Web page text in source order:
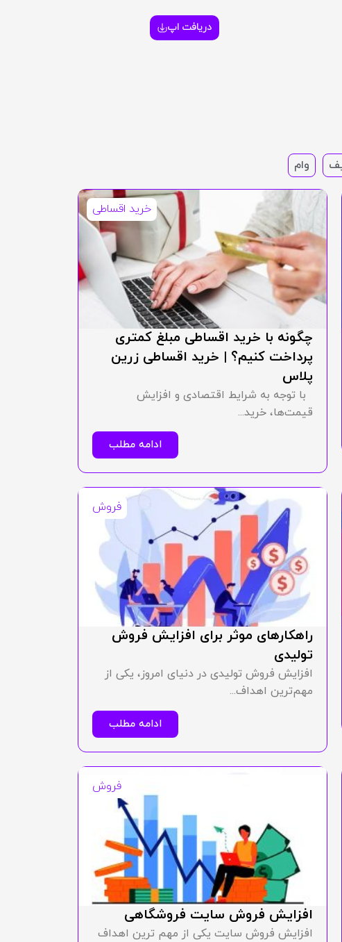
دریافت اپ
وام
خرید اقساطی
چگونه با خرید اقساطی مبلغ کمتری
پرداخت کنیم؟ | خرید اقساطی زرین
پلاس
با توجه به شرایط اقتصادی و افزایش
قیمت‌ها، خرید...
ادامه مطلب
فروش
راهکارهای موثر برای افزایش فروش
تولیدی
افزایش فروش تولیدی در دنیای امروز، یکی از
مهم‌ترین اهداف...
ادامه مطلب
فروش
افزایش فروش سایت فروشگاهی
افزایش فروش سایت یکی از مهم ترین اهداف